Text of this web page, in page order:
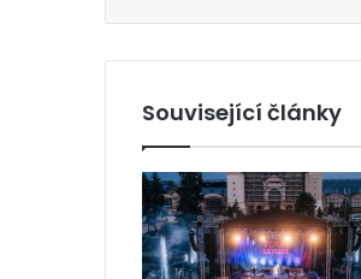
Související články